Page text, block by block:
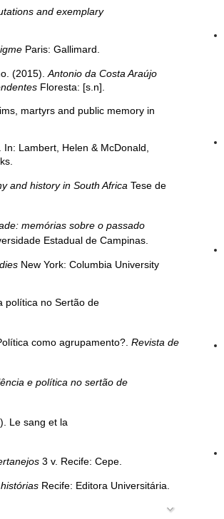
and exemplary
Paris: Gallimard.
(2015). Antonio da Costa Araújo
Floresta: [s.n].
martyrs and public memory in
Lambert, Helen & McDonald,
and history in South Africa Tese de
memórias sobre o passado
Estadual de Campinas.
New York: Columbia University
política no Sertão de
como agrupamento?. Revista de
e política no sertão de
Le sang et la
3 v. Recife: Cepe.
Recife: Editora Universitária.